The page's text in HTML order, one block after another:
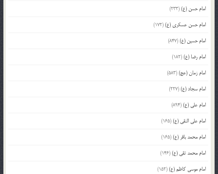
امام حسن (ع)(233)
امام حسن عسکری (ع)(172)
امام حسین (ع)(847)
امام رضا (ع)(182)
امام زمان (عج)(583)
امام سجاد (ع)(227)
امام علی (ع)(894)
امام علی النقی (ع)(165)
امام محمد باقر (ع)(165)
امام محمد تقی (ع)(146)
امام موسی کاظم (ع)(152)